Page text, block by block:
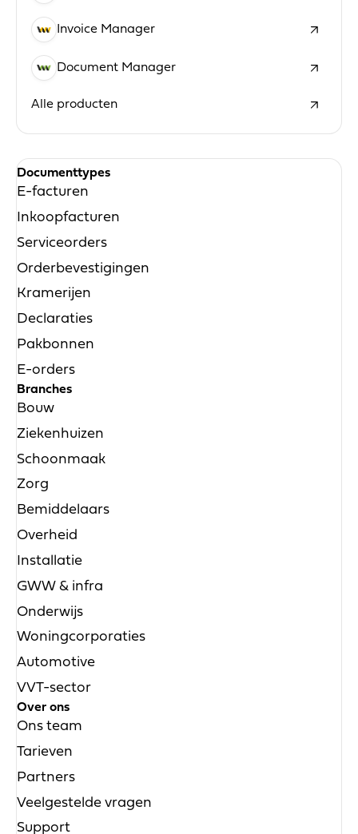
Invoice Manager
Document Manager
Alle producten
Documenttypes
E-facturen
Inkoopfacturen
Serviceorders
Orderbevestigingen
Kramerijen
Declaraties
Pakbonnen
E-orders
Branches
Bouw
Ziekenhuizen
Schoonmaak
Zorg
Bemiddelaars
Overheid
Installatie
GWW & infra
Onderwijs
Woningcorporaties
Automotive
VVT-sector
Over ons
Ons team
Tarieven
Partners
Veelgestelde vragen
Support
Goedemorgen
Kan ik je ergens mee helpen?